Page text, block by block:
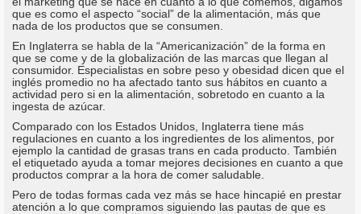
que es como el aspecto “social” de la alimentación, más que
nada de los productos que se consumen.
En Inglaterra se habla de la “Americanización” de la forma en
que se come y de la globalización de las marcas que llegan al
consumidor. Especialistas en sobre peso y obesidad dicen que el
inglés promedio no ha afectado tanto sus hábitos en cuanto a
actividad pero si en la alimentación, sobretodo en cuanto a la
ingesta de azúcar.
Comparado con los Estados Unidos, Inglaterra tiene más
regulaciones en cuanto a los ingredientes de los alimentos, por
ejemplo la cantidad de grasas trans en cada producto. También
el etiquetado ayuda a tomar mejores decisiones en cuanto a que
productos comprar a la hora de comer saludable.
Pero de todas formas cada vez más se hace hincapié en prestar
atención a lo que compramos siguiendo las pautas de que es